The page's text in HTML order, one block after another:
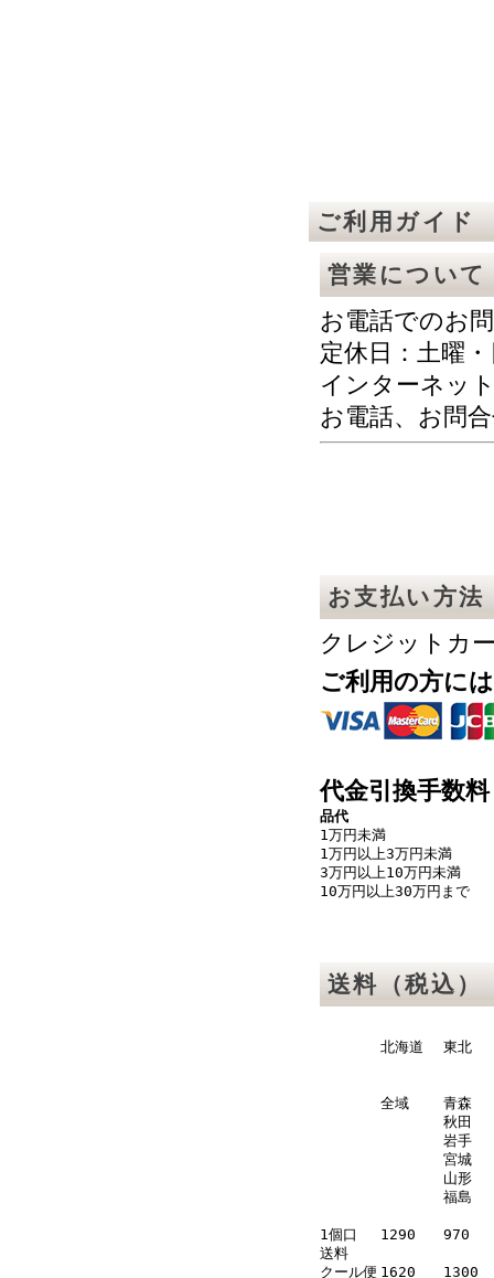
ご利用ガイド
営業について
お電話でのお
定休日：土曜
インターネッ
お電話、お問
お支払い方法
クレジットカ
ご利用の方に
代金引換手数
品代
1万円未満
1万円以上3万円未満
3万円以上10万円未満
10万円以上30万円まで
送料（税込）
北海道 東北
全域
青森
秋田
岩手
宮城
山形
福島
1個口
送料
1290 970
クール便 1620 1300